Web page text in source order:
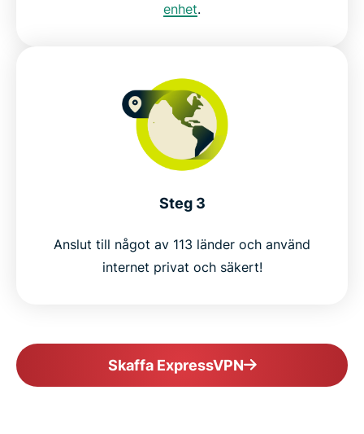
enhet.
Steg 3
Anslut till något av 113 länder och använd
internet privat och säkert!
Skaffa ExpressVPN